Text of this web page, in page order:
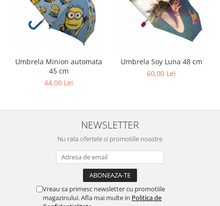
Umbrela Minion automata
45 cm
44,00 Lei
Umbrela Soy Luna 48 cm
60,00 Lei
NEWSLETTER
Nu rata ofertele si promotiile noastre
Vreau sa primesc newsletter cu promotiile
magazinului. Afla mai multe in Politica de